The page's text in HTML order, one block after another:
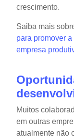
crescimento.
Saiba mais
para promover
empresa
Muitos
em outras
atualmente não